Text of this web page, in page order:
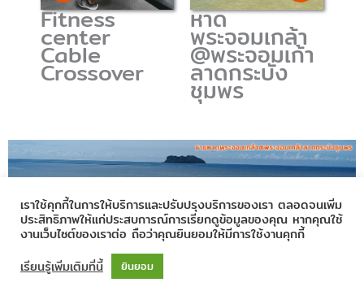
Fitness
center
Cable
Crossover
หาด
พระจอมเกล้า
@พระจอมเก้า
ลาดกระบัง
ชุมพร
เราใช้คุกกี้ในการให้บริการและปรับปรุงบริการของเรา ตลอดจนเพิ่ม
ประสิทธิภาพให้แก่ประสบการณ์การเรียกดูข้อมูลของคุณ หากคุณใช้
งานเว็บไซต์ของเราต่อ ถือว่าคุณยินยอมให้มีการใช้งานคุกกี้
เรียนรู้เพิ่มเติมที่นี้
ยินยอม